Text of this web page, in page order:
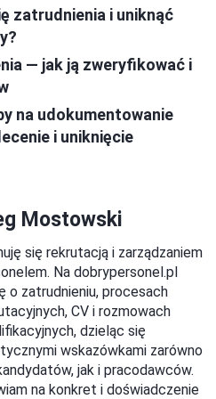
zatrudnienia i uniknąć
— jak ją zweryfikować i
na udokumentowanie
i uniknięcie
Mostowski
się rekrutacją i zarządzaniem
Na dobrypersonel.pl
o zatrudnieniu, procesach
CV i rozmowach
dzieląc się
wskazówkami zarówno
jak i pracodawców.
na konkret i doświadczenie